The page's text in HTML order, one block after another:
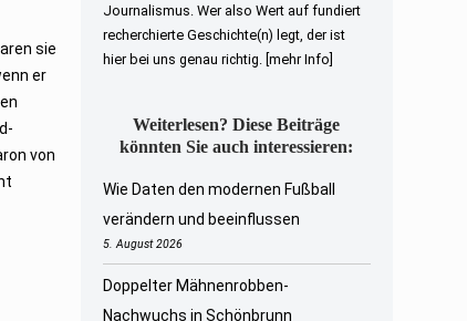
sie
er
von
Journalismus. Wer also Wert auf fundiert
recherchierte Geschichte(n) legt, der ist
hier bei uns genau richtig. [mehr Info]
Weiterlesen? Diese Beiträge
könnten Sie auch interessieren:
Wie Daten den modernen Fußball
verändern und beeinflussen
5. August 2026
Doppelter Mähnenrobben-
Nachwuchs in Schönbrunn